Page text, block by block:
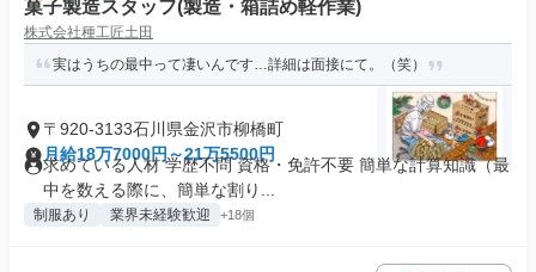
菓子製造スタッフ(製造・箱詰め軽作業)
株式会社種工匠土田
実はうちの最中って凄いんです…詳細は面接にて。（笑）
〒920-3133石川県金沢市柳橋町
月給18万7000円～21万5500円
求めている人材 学歴不問 資格・免許不要 簡単な計算知識（最
中を数える際に、簡単な割り...
制服あり 業界未経験歓迎 +18個